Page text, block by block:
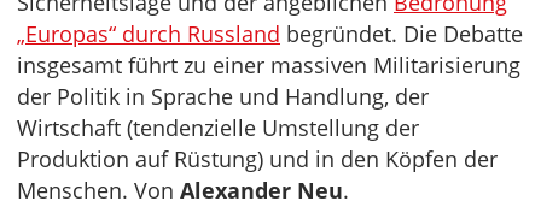
„Europas“ durch Russland begründet. Die Debatte
insgesamt führt zu einer massiven Militarisierung
der Politik in Sprache und Handlung, der
Wirtschaft (tendenzielle Umstellung der
Produktion auf Rüstung) und in den Köpfen der
Menschen. Von Alexander Neu.